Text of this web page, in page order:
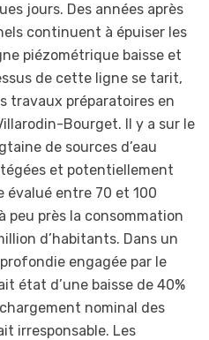
jours. Des années après
continuent à épuiser les
piézométrique baisse et
de cette ligne se tarit,
travaux préparatoires en
Bourget. Il y a sur le
de sources d’eau
et potentiellement
évalué entre 70 et 100
peu près la consommation
d’habitants. Dans un
engagée par le
état d’une baisse de 40%
nominal des
irresponsable. Les